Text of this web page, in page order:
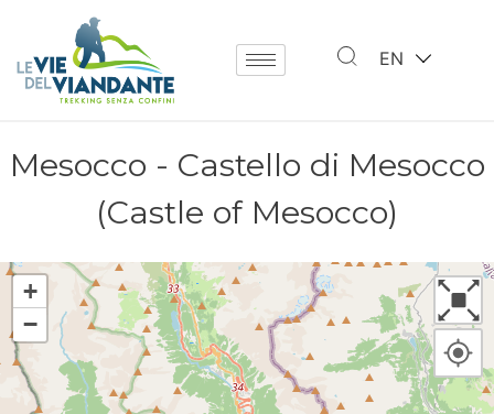
EN
Mesocco - Castello di Mesocco
(Castle of Mesocco)
+
−